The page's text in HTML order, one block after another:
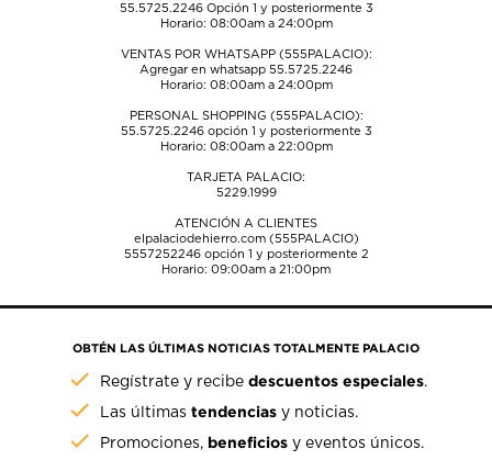
55.5725.2246Opción 1 y posteriormente 3
Horario: 08:00am a 24:00pm
VENTAS POR WHATSAPP (555PALACIO):
Agregar en whatsapp 55.5725.2246
Horario: 08:00am a 24:00pm
PERSONAL SHOPPING (555PALACIO):
55.5725.2246opción 1 y posteriormente 3
Horario: 08:00am a 22:00pm
TARJETA PALACIO:
5229.1999
ATENCIÓN A CLIENTES
elpalaciodehierro.com (555PALACIO)
5557252246opción 1 y posteriormente 2
Horario: 09:00am a 21:00pm
OBTÉN LAS ÚLTIMAS NOTICIAS TOTALMENTE PALACIO
Regístrate y recibedescuentos especiales.
Las últimastendencias y noticias.
Promociones, beneficios y eventos únicos.